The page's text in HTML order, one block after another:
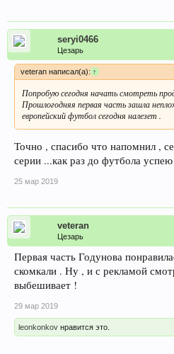
seryi0466
Цезарь
veteran написал(а):↑
Попробую сегодня начать смотреть
Прошлогодняя первая часть зашла
европейский футбол сегодня налезет .
Точно , спасибо что напомнил ,
серии ...как раз до футбола успею
25 мар 2019
veteran
Цезарь
Первая часть Годунова
скомкали . Ну , и с рекламой
выбешивает !
29 мар 2019
leonkonkov нравится это.